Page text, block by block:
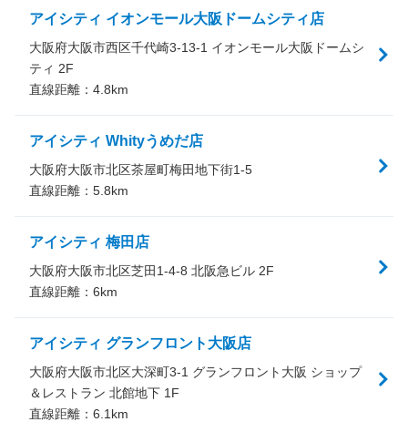
アイシティ イオンモール大阪ドームシティ店
大阪府大阪市西区千代崎3-13-1 イオンモール大阪ドームシ
ティ 2F
直線距離： 4.8km
アイシティ Whityうめだ店
大阪府大阪市北区茶屋町梅田地下街1-5
直線距離： 5.8km
アイシティ 梅田店
大阪府大阪市北区芝田1-4-8 北阪急ビル 2F
直線距離： 6km
アイシティ グランフロント大阪店
大阪府大阪市北区大深町3-1 グランフロント大阪 ショップ
＆レストラン 北館地下 1F
直線距離： 6.1 km